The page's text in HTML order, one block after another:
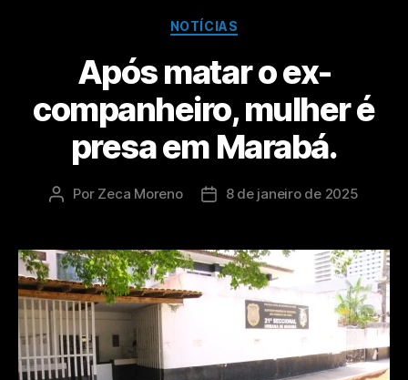
NOTÍCIAS
Após matar o ex-
companheiro, mulher é
presa em Marabá.
Por Zeca Moreno 8 de janeiro de 2025